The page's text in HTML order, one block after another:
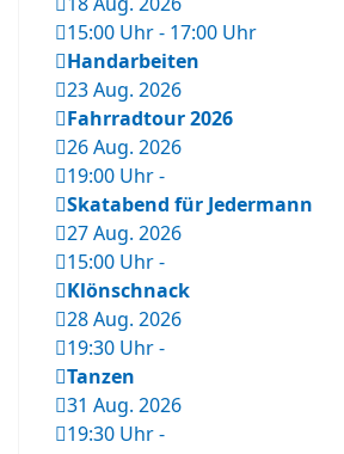
15:00 Uhr- 17:00 Uhr
Handarbeiten
23 Aug. 2026
Fahrradtour 2026
26 Aug. 2026
19:00 Uhr-
Skatabend für Jedermann
27 Aug. 2026
15:00 Uhr-
Klönschnack
28 Aug. 2026
19:30 Uhr-
Tanzen
31 Aug. 2026
19:30 Uhr-